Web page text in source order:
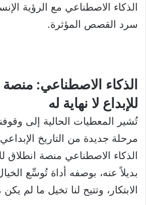
الذكاء الاصطناعي مع الرؤية
سرد القصص المؤثرة.
الذكاء الاصطناعي: منصة
للإبداع لا نهاية له
تُشير المعطيات الحالية إلى
مرحلة جديدة من التاريخ
الذكاء الاصطناعي منصة انطلاق
بديلاً عنه، بوصفه أداة تُوسِّع
الابتكار، وتتيح لنا تخيل ما لم